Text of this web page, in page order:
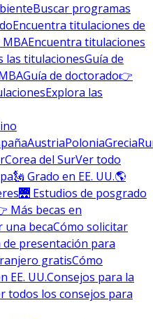
Buscar programas
Encuentra titulaciones de
Encuentra titulaciones
las titulacionesGuía de
Guía de doctorado👉
Explora las
AustriaPoloniaGrecia
Corea del SurVer todo
🗽 Grado en EE. UU.🌎
🌉 Estudios de posgrado
Más becas en
una becaCómo solicitar
presentación para
gratisCómo
EE. UU.Consejos para la
todos los consejos para